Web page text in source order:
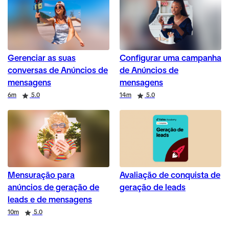
Gerenciar as suas
conversas de Anúncios de
mensagens
Duration
6m
Rating 5.0
Configurar uma campanha
de Anúncios de
mensagens
Duration 14m
Rating 5.0
Mensuração para
anúncios de geração de
leads e de mensagens
Duration
10m
Rating 5.0
Avaliação de conquista de
geração de leads